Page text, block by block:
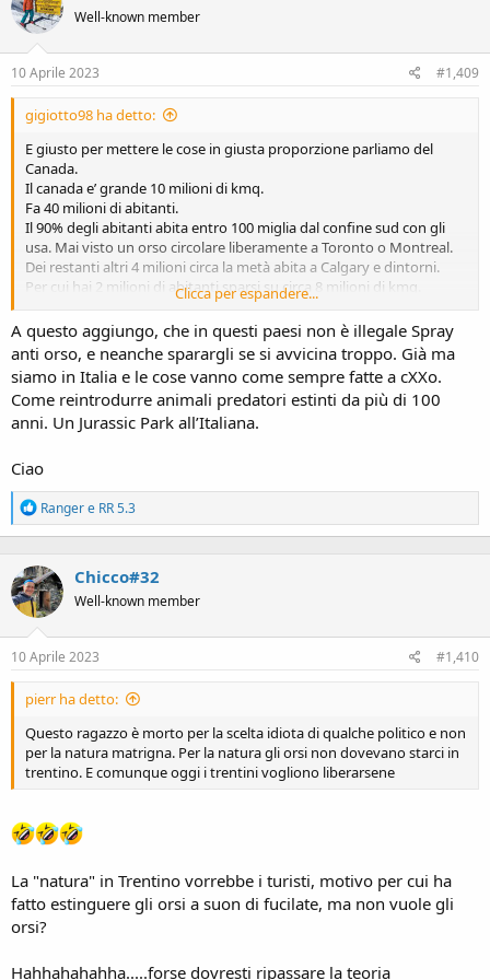
difenderci....ridicoli
i
o
n
:
Well-known member
10 Aprile 2023 #1,409
gigiotto98 ha detto:
E giusto per mettere le cose in giusta proporzione parliamo del
Canada.
Il canada e’ grande 10 milioni di kmq.
Fa 40 milioni di abitanti.
Il 90% degli abitanti abita entro 100 miglia dal confine sud con gli
usa. Mai visto un orso circolare liberamente a Toronto o Montreal.
Dei restanti altri 4 milioni circa la metà abita a Calgary e dintorni.
Per cui hai 2 milioni di abitanti sparsi su circa 8 milioni di kmq.
Cioè una densità media do 0,25 abitanti per kmq.
Il Trentino e’ 6000 kmq. E fa 550.000 abitanti.
La zona popolata dagli orsi e’ di 3000 kmq.
E li ci vivono anche 120.000 umani , con una densità di 40 abitanti
per kmq.
E non sto neanche considerando i turisti.
Clicca per espandere...
A questo aggiungo, che in questi paesi non è illegale Spray
anti orso, e neanche sparargli se si avvicina troppo. Già ma
siamo in Italia e le cose vanno come sempre fatte a cXXo.
Come reintrodurre animali predatori estinti da più di 100
anni. Un Jurassic Park all’Italiana.
Ciao
R
e
a
t
i
o
n
:
Rangere RR 5.3
Chicco#32
Well-known member
10 Aprile 2023 #1,410
pierr ha detto:
Questo ragazzo è morto per la scelta idiota di qualche politico e non
per la natura matrigna. Per la natura gli orsi non dovevano starci in
trentino. E comunque oggi i trentini vogliono liberarsene
La "natura" in Trentino vorrebbe i turisti, motivo per cui ha
fatto estinguere gli orsi a suon di fucilate, ma non vuole gli
orsi?
Hahhahahahha.....forse dovresti ripassare la teoria